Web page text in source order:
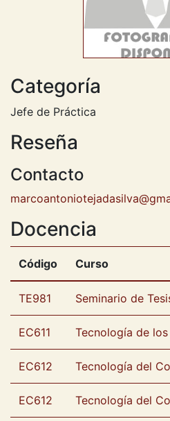
Categoría
Jefe de Práctica
Reseña
Contacto
Docencia
Código Curso
TE981 Seminario de
EC611 Tecnología de
EC612 Tecnología del
EC612 Tecnología del